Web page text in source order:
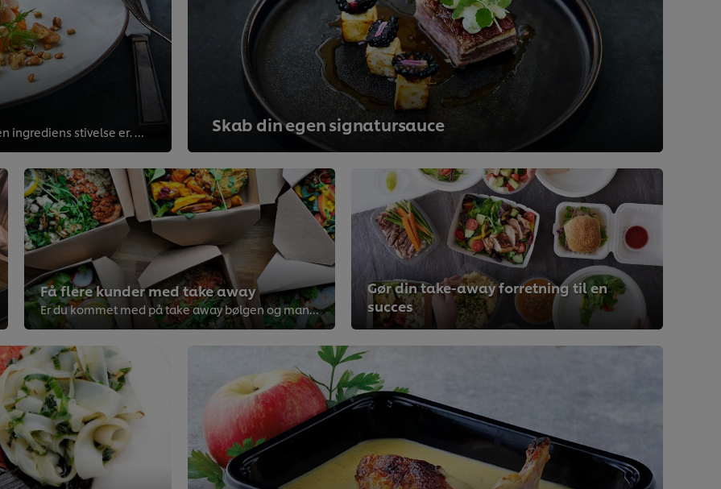
Det meste af tiden tænker vi ikke over, hvor vigtig en ingrediens stivelse er. Men stivelse, og den konsistens den giver, betyd... Skab din egen signatursauce
Få flere kunder med take away
Er du kommet med på take away bølgen og mangler lidt inspiration til at få ekstra kunder i forretningen? Tilret menuen, så den ...
Gør din take-away forretning til en
succes